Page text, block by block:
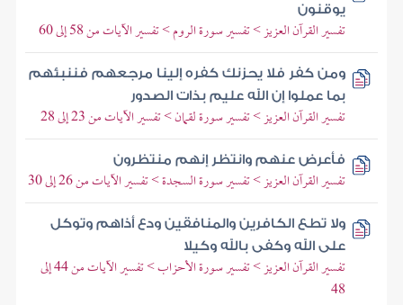
يوقنون
تفسير القرآن العزيز > تفسير سورة الروم > تفسير الآيات من 58 إلى 60
ومن كفر فلا يحزنك كفره إلينا مرجعهم فننبئهم
بما عملوا إن الله عليم بذات الصدور
تفسير القرآن العزيز > تفسير سورة لقمان > تفسير الآيات من 23 إلى 28
فأعرض عنهم وانتظر إنهم منتظرون
تفسير القرآن العزيز > تفسير سورة السجدة > تفسير الآيات من 26 إلى 30
ولا تطع الكافرين والمنافقين ودع أذاهم وتوكل
على الله وكفى بالله وكيلا
تفسير القرآن العزيز > تفسير سورة الأحزاب > تفسير الآيات من 44 إلى
48